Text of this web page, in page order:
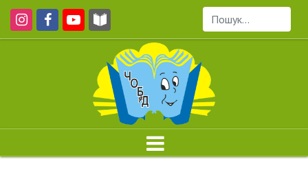
Пошук...